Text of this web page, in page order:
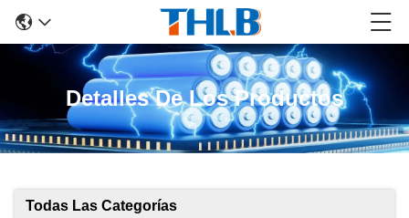
Detalles De Los Productos
Todas Las Categorías